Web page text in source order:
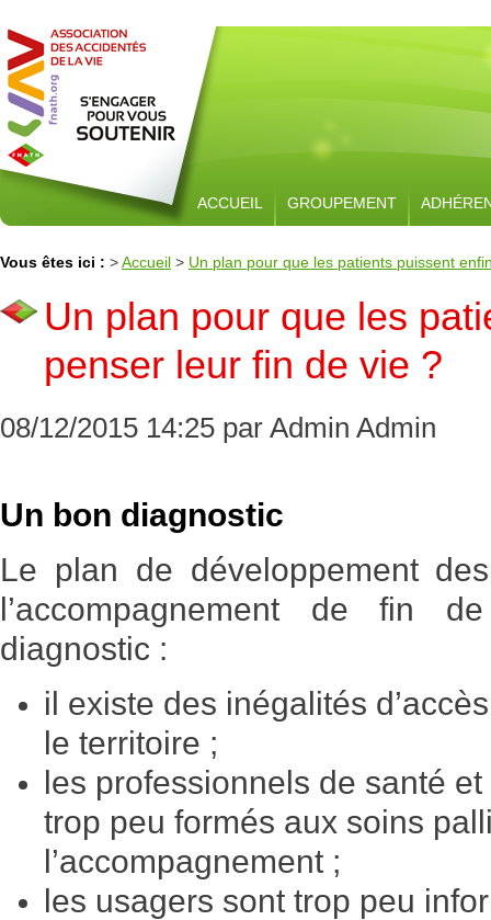
ACCUEIL GROUPEMENT
Vous êtes ici : >Accueil > Un plan pour que les patients puissent
Un plan pour que les
penser leur fin de vie ?
08/12/2015 14:25 par Admin Admin
Un bon diagnostic
Le plan de développement
l’accompagnement de fin
diagnostic :
il existe des inégalités
le territoire ;
les professionnels de santé
trop peu formés aux soins
l’accompagnement ;
les usagers sont trop peu